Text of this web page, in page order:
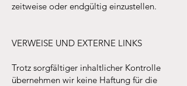
zeitweise oder endgültig einzustellen.
VERWEISE UND EXTERNE LINKS
Trotz sorgfältiger inhaltlicher Kontrolle
übernehmen wir keine Haftung für die